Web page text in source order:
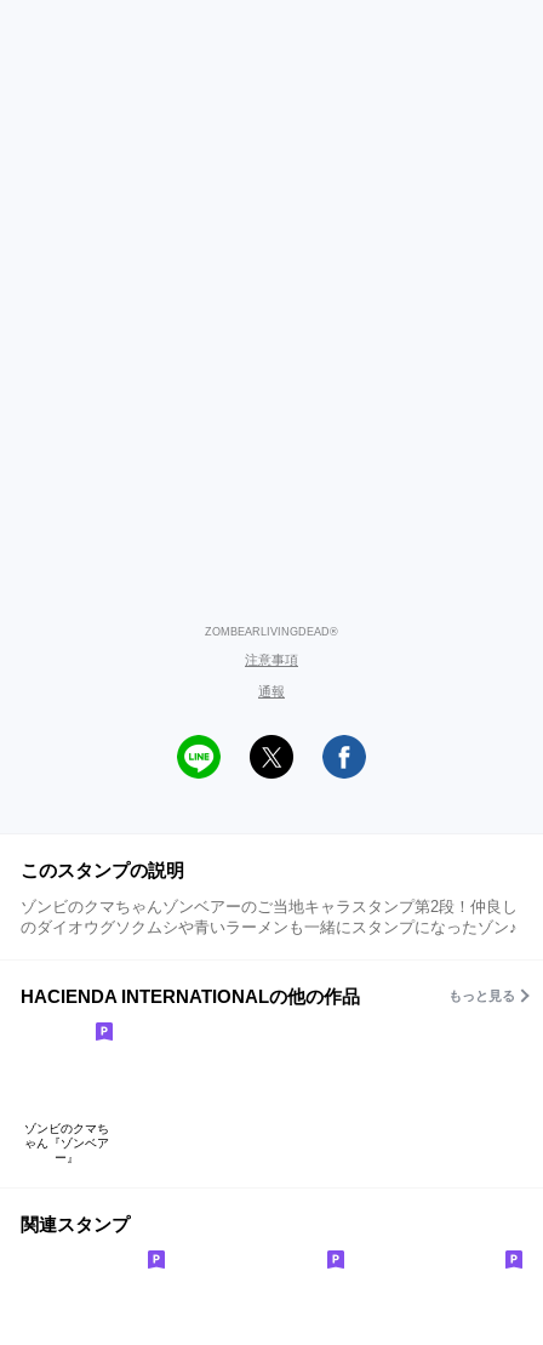
ZOMBEARLIVINGDEAD®
注意事項
通報
このスタンプの説明
ゾンビのクマちゃんゾンベアーのご当地キャラスタンプ第2段！仲良し
のダイオウグソクムシや青いラーメンも一緒にスタンプになったゾン♪
HACIENDA INTERNATIONALの他の作品 もっと見る
ゾンビのクマち
ゃん『ゾンベア
ー』
関連スタンプ